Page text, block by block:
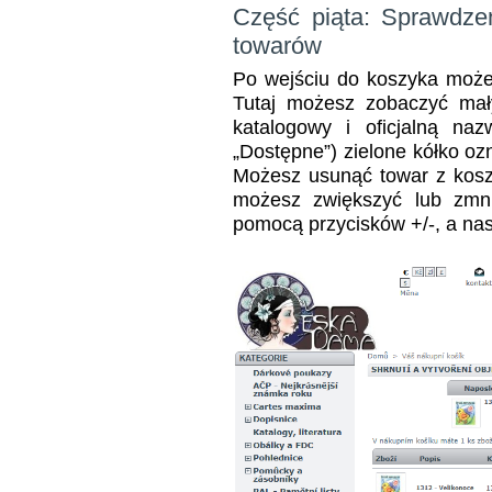
Część piąta:
towarów
Po wejściu do koszyka
Tutaj możesz zobaczyć
katalogowy i oficjalną
„Dostępne”) zielone kółko
Możesz usunąć towar z
możesz zwiększyć lub
pomocą przycisków +/-, a